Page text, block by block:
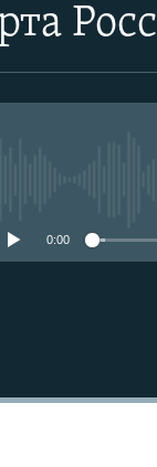
0:00